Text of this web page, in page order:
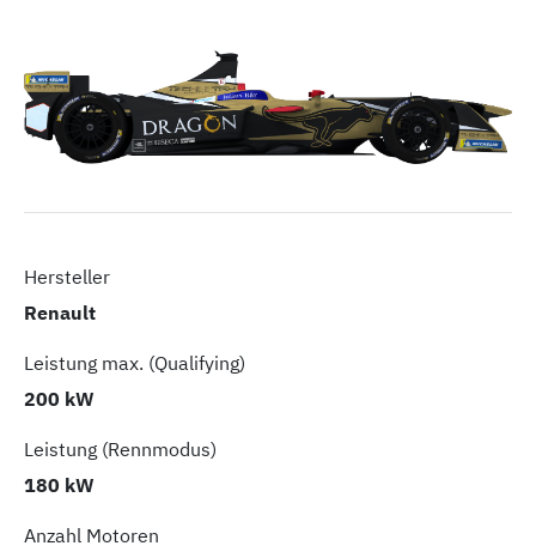
Hersteller
Renault
Leistung max. (Qualifying)
200 kW
Leistung (Rennmodus)
180 kW
Anzahl Motoren